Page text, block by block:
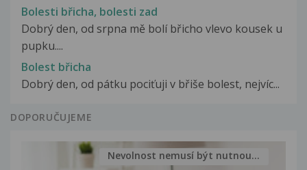
Bolesti břicha, bolesti zad
Dobrý den, od srpna mě bolí břicho vlevo kousek u
pupku....
Bolest břicha
Dobrý den, od pátku pociťuji v břiše bolest, nejvíc...
DOPORUČUJEME
Nevolnost nemusí být nutnou...